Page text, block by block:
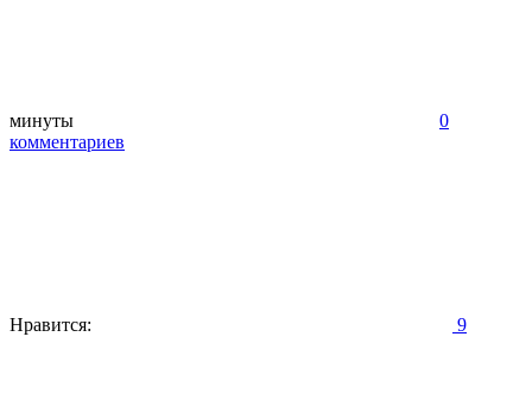
минуты
0
комментариев
Нравится: 9